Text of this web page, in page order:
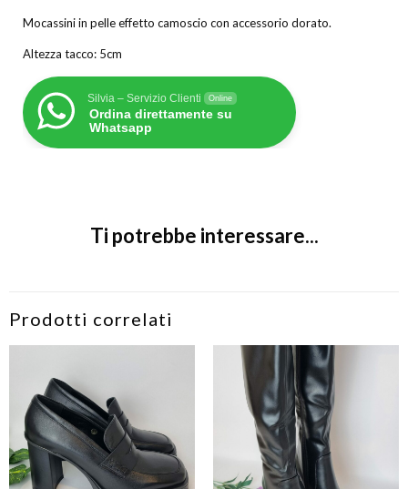
Mocassini in pelle effetto camoscio con accessorio dorato.
Altezza tacco: 5cm
Silvia – Servizio Clienti Online
Ordina direttamente su
Whatsapp
Ti potrebbe interessare...
Prodotti correlati